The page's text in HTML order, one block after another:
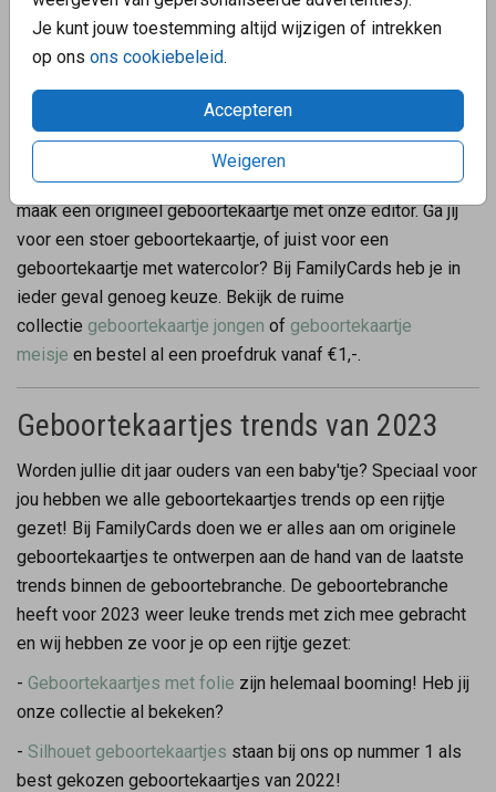
Je kunt jouw toestemming altijd wijzigen of intrekken
op ons ons cookiebeleid.
Accepteren
Weigeren
Geboortekaartjes
Binnenkort worden jullie ouders van een prachtig wondertje.
Om dit speciale moment te vieren, kan je familie en
vrienden uitnodigen met een uniek geboortekaartje. Kies of
maak een origineel geboortekaartje met onze editor. Ga jij
voor een stoer geboortekaartje, of juist voor een
geboortekaartje met watercolor? Bij FamilyCards heb je in
ieder geval genoeg keuze. Bekijk de ruime
collectie geboortekaartje jongen of geboortekaartje
meisje en bestel al een proefdruk vanaf €1,-.
Geboortekaartjes trends van 2023
Worden jullie dit jaar ouders van een baby'tje? Speciaal voor
jou hebben we alle geboortekaartjes trends op een rijtje
gezet! Bij FamilyCards doen we er alles aan om originele
geboortekaartjes te ontwerpen aan de hand van de laatste
trends binnen de geboortebranche. De geboortebranche
heeft voor 2023 weer leuke trends met zich mee gebracht
en wij hebben ze voor je op een rijtje gezet:
- Geboortekaartjes met folie zijn helemaal booming! Heb jij
onze collectie al bekeken?
- Silhouet geboortekaartjes staan bij ons op nummer 1 als
best gekozen geboortekaartjes van 2022!